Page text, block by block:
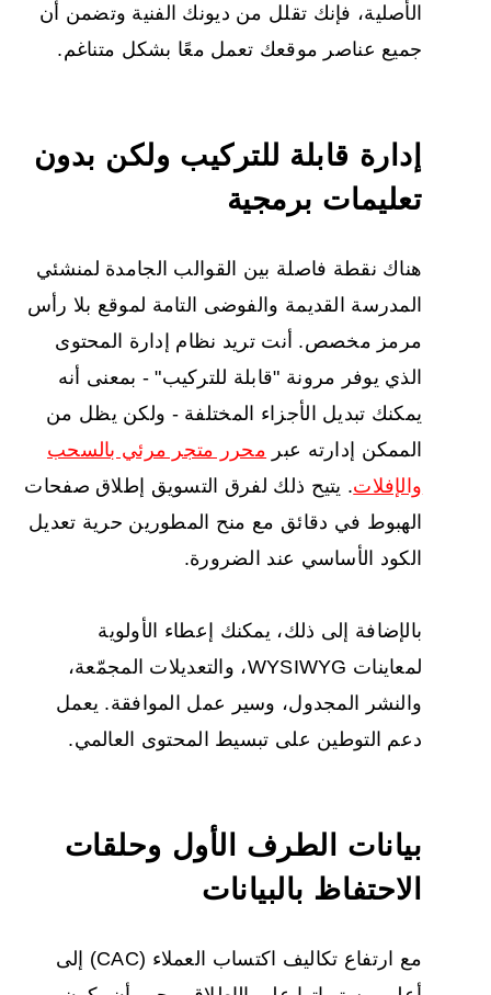
الأصلية، فإنك تقلل من ديونك الفنية وتضمن أن
جميع عناصر موقعك تعمل معًا بشكل متناغم.
إدارة قابلة للتركيب ولكن بدون
تعليمات برمجية
هناك نقطة فاصلة بين القوالب الجامدة لمنشئي
المدرسة القديمة والفوضى التامة لموقع بلا رأس
مرمز مخصص. أنت تريد نظام إدارة المحتوى
الذي يوفر مرونة "قابلة للتركيب" - بمعنى أنه
يمكنك تبديل الأجزاء المختلفة - ولكن يظل من
الممكن إدارته عبر محرر متجر مرئي بالسحب
والإفلات. يتيح ذلك لفرق التسويق إطلاق صفحات
الهبوط في دقائق مع منح المطورين حرية تعديل
الكود الأساسي عند الضرورة.
بالإضافة إلى ذلك، يمكنك إعطاء الأولوية
لمعاينات WYSIWYG، والتعديلات المجمّعة،
والنشر المجدول، وسير عمل الموافقة. يعمل
دعم التوطين على تبسيط المحتوى العالمي.
بيانات الطرف الأول وحلقات
الاحتفاظ بالبيانات
مع ارتفاع تكاليف اكتساب العملاء (CAC) إلى